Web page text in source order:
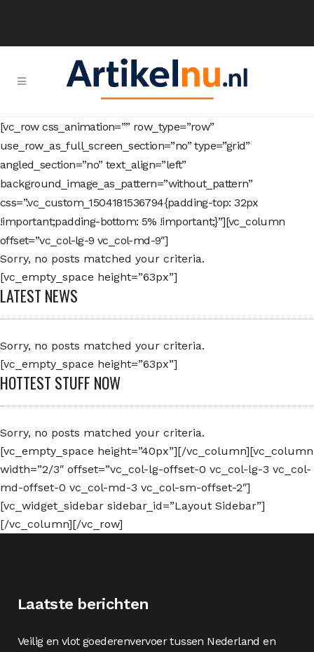
[vc_row css_animation=”” row_type=”row”
use_row_as_full_screen_section=”no” type=”grid”
angled_section=”no” text_align=”left”
background_image_as_pattern=”without_pattern”
css=”.vc_custom_1504181536794{padding-top: 32px
!important;padding-bottom: 5% !important;}”][vc_column
offset=”vc_col-lg-9 vc_col-md-9″]
Sorry, no posts matched your criteria.
[vc_empty_space height=”63px”]
LATEST NEWS
Sorry, no posts matched your criteria.
[vc_empty_space height=”63px”]
HOTTEST STUFF NOW
Sorry, no posts matched your criteria.
[vc_empty_space height=”40px”][/vc_column][vc_column
width=”2/3″ offset=”vc_col-lg-offset-0 vc_col-lg-3 vc_col-
md-offset-0 vc_col-md-3 vc_col-sm-offset-2″]
[vc_widget_sidebar sidebar_id=”Layout Sidebar”]
[/vc_column][/vc_row]
Laatste berichten
Veilig en vlot goederenvervoer tussen Nederland en